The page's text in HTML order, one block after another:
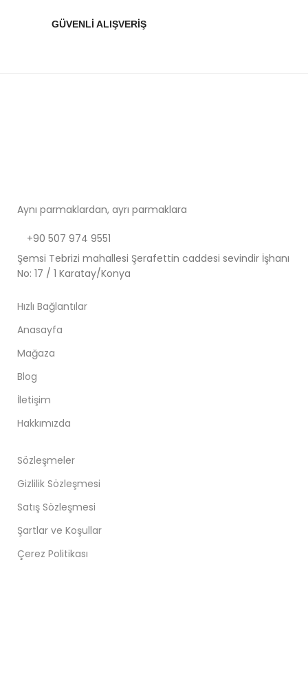
GÜVENLİ ALIŞVERİŞ
Aynı parmaklardan, ayrı parmaklara
+90 507 974 9551
Şemsi Tebrizi mahallesi Şerafettin caddesi sevindir İşhanı
No: 17 / 1 Karatay/Konya
Hızlı Bağlantılar
Anasayfa
Mağaza
Blog
İletişim
Hakkımızda
Sözleşmeler
Gizlilik Sözleşmesi
Satış Sözleşmesi
Şartlar ve Koşullar
Çerez Politikası